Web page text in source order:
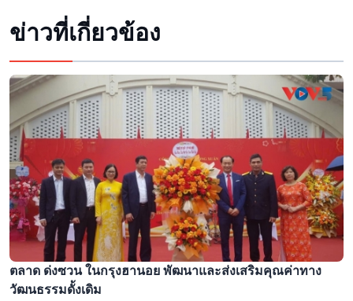
ข่าวที่เกี่ยวข้อง
ตลาด ด่งซวน ในกรุงฮานอย พัฒนาและส่งเสริมคุณค่าทาง
วัฒนธรรมดั้งเดิม